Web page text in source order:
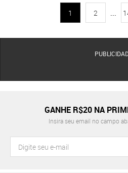
1 2 ...
GANHE R$20 NA
Insira seu email no campo